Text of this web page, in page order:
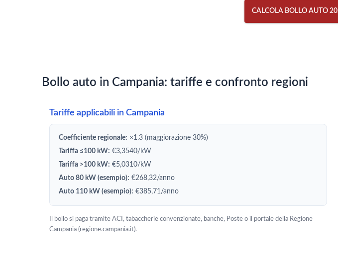
CALCOLA BOLLO AUTO
Bollo auto in Campania: tariffe e confronto regioni
Tariffe applicabili in Campania
Coefficiente regionale: ×1.3 (maggiorazione 30%)
Tariffa ≤100 kW: €3,3540/kW
Tariffa >100 kW: €5,0310/kW
Auto 80 kW (esempio): €268,32/anno
Auto 110 kW (esempio): €385,71/anno
Il bollo si paga tramite ACI, tabaccherie convenzionate, banche, Poste o il portale della Regione
Campania (regione.campania.it).